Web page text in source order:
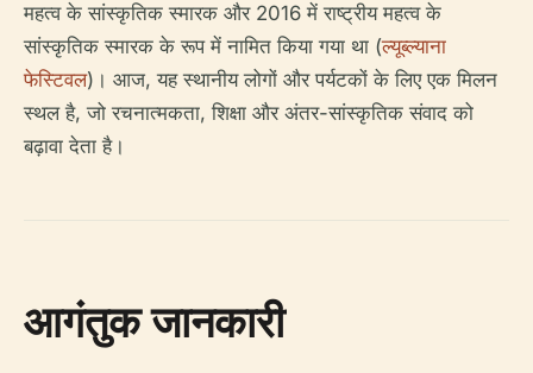
महत्व के सांस्कृतिक स्मारक और 2016 में राष्ट्रीय महत्व के
सांस्कृतिक स्मारक के रूप में नामित किया गया था (ल्यूब्ल्याना
फेस्टिवल)। आज, यह स्थानीय लोगों और पर्यटकों के लिए एक मिलन
स्थल है, जो रचनात्मकता, शिक्षा और अंतर-सांस्कृतिक संवाद को
बढ़ावा देता है।
आगंतुक जानकारी